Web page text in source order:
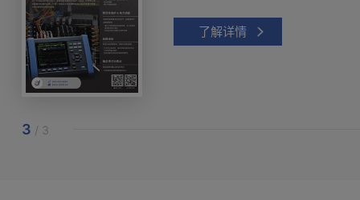
了解详情
3 / 3